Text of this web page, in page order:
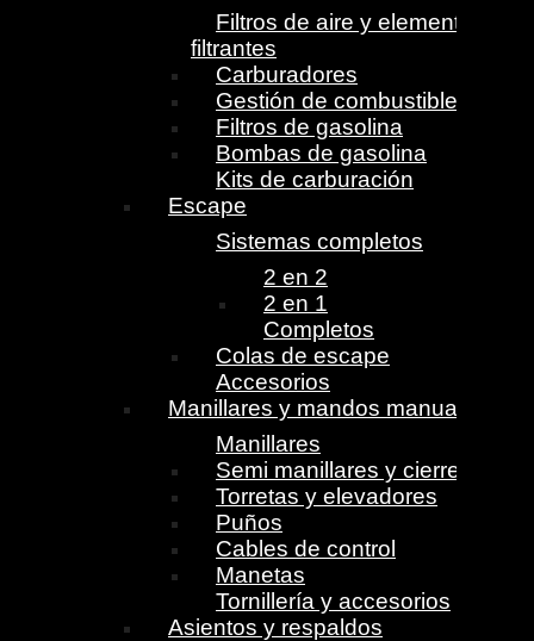
Filtros de aire y elementos
filtrantes
Carburadores
Gestión de combustible
Filtros de gasolina
Bombas de gasolina
Kits de carburación
Escape
Sistemas completos
2 en 2
2 en 1
Completos
Colas de escape
Accesorios
Manillares y mandos manuales
Manillares
Semi manillares y cierres
Torretas y elevadores
Puños
Cables de control
Manetas
Tornillería y accesorios
Asientos y respaldos